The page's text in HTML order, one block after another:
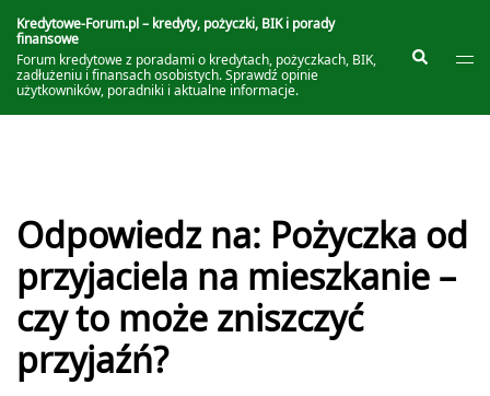
do
treści
Kredytowe-Forum.pl – kredyty, pożyczki, BIK i porady
finansowe
Forum kredytowe z poradami o kredytach, pożyczkach, BIK,
zadłużeniu i finansach osobistych. Sprawdź opinie
użytkowników, poradniki i aktualne informacje.
Szukaj
Odpowiedz na: Pożyczka od
przyjaciela na mieszkanie –
czy to może zniszczyć
przyjaźń?